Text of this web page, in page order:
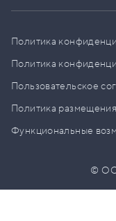
Политика
Политика
Пользовательское
Политика
Функциональные
©